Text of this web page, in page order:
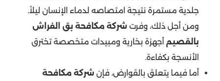
جلدية مستمرة نتيجة امتصاصه لدماء الإنسان ليلاً.
ومن أجل ذلك، وفرت شركة مكافحة بق الفراش
بالقصيم أجهزة بخارية ومبيدات متخصصة تخترق
الأنسجة بكفاءة.
أما فيما يتعلق بالقوارض، فإن شركة مكافحة